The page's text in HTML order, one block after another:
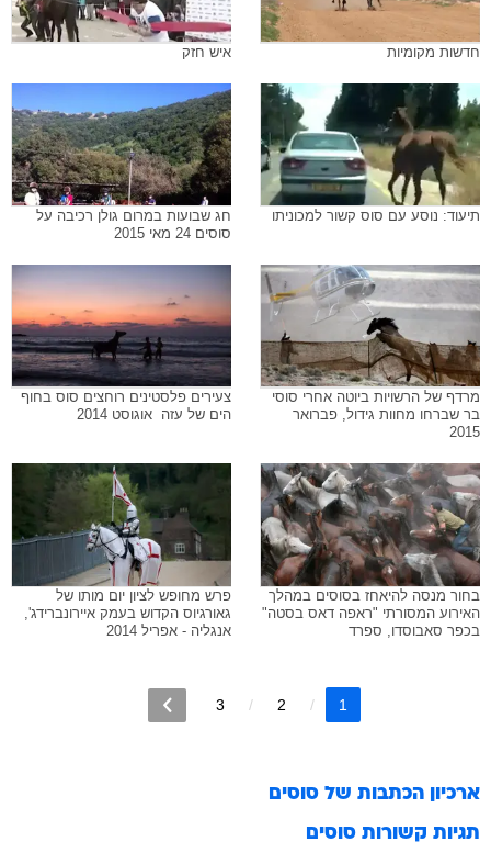
חדשות מקומיות איש חזק
תיעוד: נוסע עם סוס קשור למכוניתו
חג שבועות במרום גולן רכיבה על
סוסים 24 מאי 2015
מרדף של הרשויות ביוטה אחרי סוסי
בר שברחו מחוות גידול, פברואר
2015
צעירים פלסטינים רוחצים סוס בחוף
הים של עזה  אוגוסט 2014
בחור מנסה להיאחז בסוסים במהלך
האירוע המסורתי "ראפה דאס בסטה"
בכפר סאבוסדו, ספרד
פרש מחופש לציון יום מותו של
גאורגיוס הקדוש בעמק איירונברידג',
אנגליה - אפריל 2014
1
2
3
ארכיון הכתבות של סוסים
תגיות קשורות סוסים